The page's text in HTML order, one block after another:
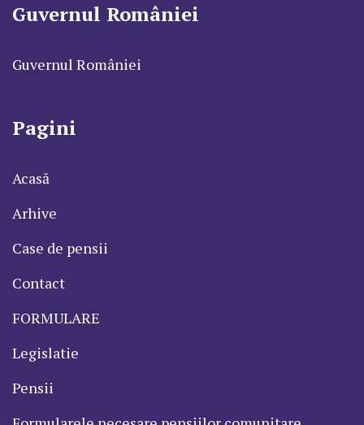
Guvernul României
Guvernul României
Pagini
Acasă
Arhive
Case de pensii
Contact
FORMULARE
Legislatie
Pensii